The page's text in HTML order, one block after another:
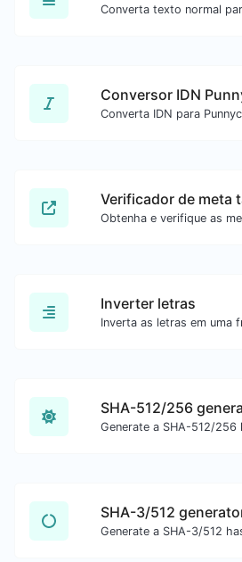
Verificador de meta
Inverter letras
SHA-512/256
SHA-3/512